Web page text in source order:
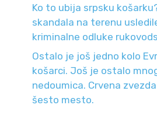
Ko to ubija srpsku
skandala na terenu
kriminalne odluke
Ostalo je još jedno kolo
košarci. Još je ostalo
nedoumica. Crvena
šesto mesto.